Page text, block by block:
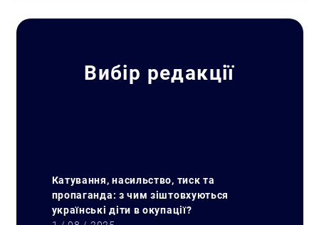
Вибір редакції
Катування, насильство, тиск та
пропаганда: з чим зіштовхуються
українські діти в окупації?